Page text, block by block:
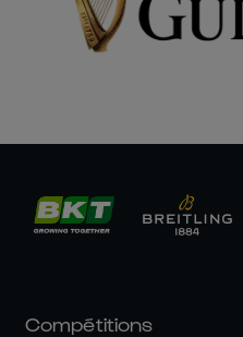
Compétitions